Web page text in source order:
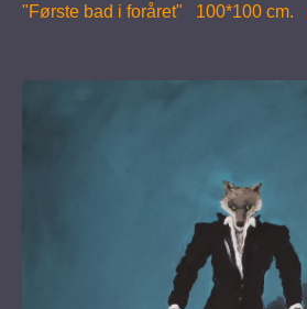
"Første bad i foråret" 100*100 cm.